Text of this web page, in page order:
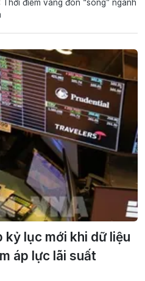
Thời điểm vàng đón “sóng” ngành
kỷ lục mới khi dữ liệu
áp lực lãi suất